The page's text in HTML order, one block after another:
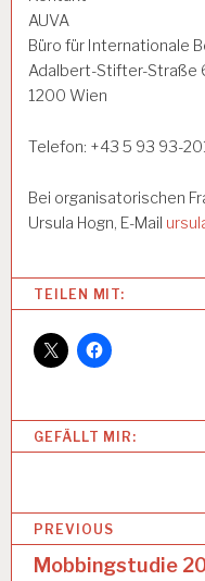
AUVA
Büro für Internationale
Adalbert-Stifter-Straße
1200 Wien
Telefon: +43 5 93 93-
Bei organisatorischen
Ursula Hogn, E-Mail
Categories:
R
B
U
N
S
U
N
TEILEN MIT:
GEFÄLLT MIR:
BPREVIOUS
Mobbingstudie